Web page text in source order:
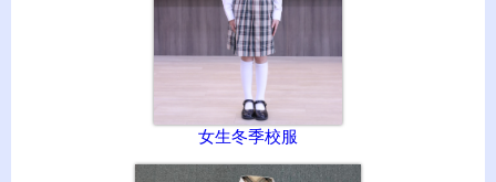
女生冬季校服